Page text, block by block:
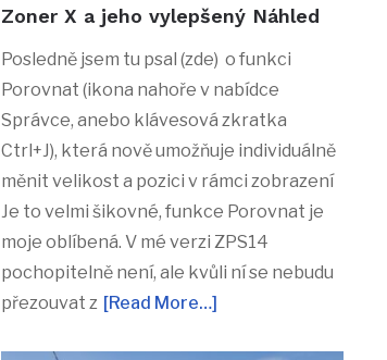
Zoner X a jeho vylepšený Náhled
Posledně jsem tu psal (zde) o funkci
Porovnat (ikona nahoře v nabídce
Správce, anebo klávesová zkratka
Ctrl+J), která nově umožňuje individuálně
měnit velikost a pozici v rámci zobrazení
Je to velmi šikovné, funkce Porovnat je
moje oblíbená. V mé verzi ZPS14
pochopitelně není, ale kvůli ní se nebudu
přezouvat z [Read More…]